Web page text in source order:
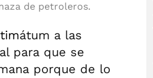
de petroleros.
átum a las
para que se
porque de lo